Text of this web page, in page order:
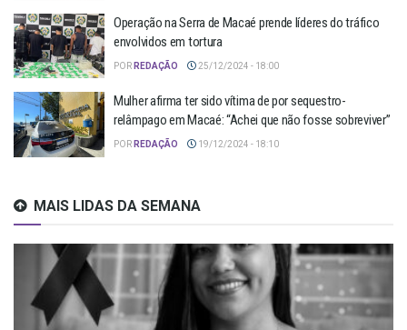
Operação na Serra de Macaé prende líderes do tráfico
envolvidos em tortura
POR REDAÇÃO 25/12/2024 - 18:00
Mulher afirma ter sido vítima de por sequestro-
relâmpago em Macaé: “Achei que não fosse sobreviver”
POR REDAÇÃO 19/12/2024 - 18:10
MAIS LIDAS DA SEMANA